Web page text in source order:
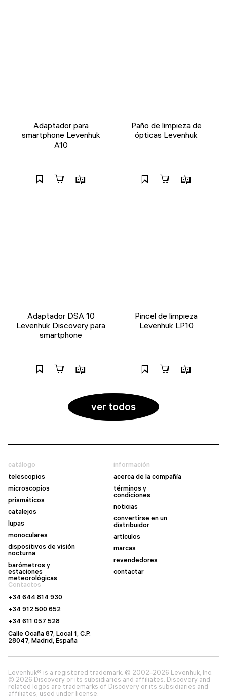
Adaptador para
smartphone Levenhuk
A10
Paño de limpieza de
ópticas Levenhuk
Adaptador DSA 10
Levenhuk Discovery para
smartphone
Pincel de limpieza
Levenhuk LP10
ver todos
catálogo
telescopios
microscopios
prismáticos
catalejos
lupas
monoculares
dispositivos de visión
nocturna
barómetros y
estaciones
meteorológicas
información
acerca de la compañía
términos y
condiciones
noticias
convertirse en un
distribuidor
artículos
marcas
revendedores
contactar
Contactos
+34 644 814 930
+34 912 500 652
+34 611 057 528
Calle Ocaña 87, Local 1, C.P.
28047, Madrid, España
Levenhuk® is a registered trademark. © 2002–2026 Levenhuk, Inc.
© 2026 Discovery or its subsidiaries and affiliates. Discovery and
related logos are trademarks of Discovery or its subsidiaries and
affiliates, used under license.